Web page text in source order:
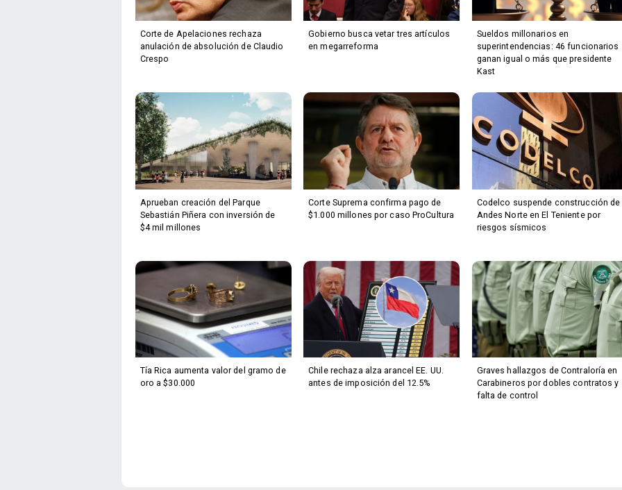
Corte de Apelaciones rechaza
anulación de absolución de Claudio
Crespo
Gobierno busca vetar tres artículos
en megarreforma
Sueldos millonarios en
superintendencias: 46 funcionarios
ganan igual o más que presidente
Kast
Aprueban creación del Parque
Sebastián Piñera con inversión de
$4 mil millones
Corte Suprema confirma pago de
$1.000 millones por caso ProCultura
Codelco suspende construcción de
Andes Norte en El Teniente por
riesgos sísmicos
Tía Rica aumenta valor del gramo de
oro a $30.000
Chile rechaza alza arancel EE. UU.
antes de imposición del 12.5%
Graves hallazgos de Contraloría en
Carabineros por dobles contratos y
falta de control